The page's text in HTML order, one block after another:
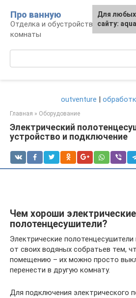
контенту
Про ванную
Отделка и обустройство
комнаты
outventure |
Главная » Оборудование
Электрический
устройство и подключение
Чем хороши электрические
полотенцесушители?
Электрические
от своих водяных собратьев тем,
помещению – их можно просто
перенести в другую комнату.
Для подключения электрического
Для
сайту: